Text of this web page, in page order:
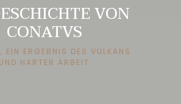
VON
CONATVS
EIN ERGEBNIS DES VULKANS
UND HARTER ARBEIT